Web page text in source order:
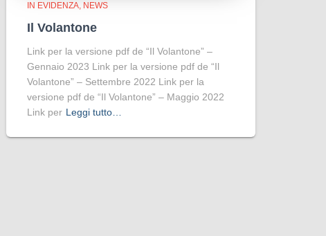
IN EVIDENZA NEWS
Il Volantone
Link per la versione pdf de “Il Volantone” –
Gennaio 2023 Link per la versione pdf de “Il
Volantone” – Settembre 2022 Link per la
versione pdf de “Il Volantone” – Maggio 2022
Link per Leggi tutto…